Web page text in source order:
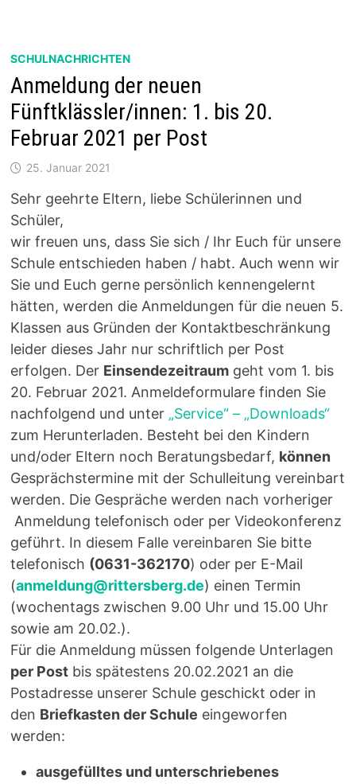
SCHULNACHRICHTEN
Anmeldung der neuen
Fünftklässler/innen: 1. bis 20.
Februar 2021 per Post
25. Januar 2021
Sehr geehrte Eltern, liebe Schülerinnen und
Schüler,
wir freuen uns, dass Sie sich / Ihr Euch für unsere
Schule entschieden haben / habt. Auch wenn wir
Sie und Euch gerne persönlich kennengelernt
hätten, werden die Anmeldungen für die neuen 5.
Klassen aus Gründen der Kontaktbeschränkung
leider dieses Jahr nur schriftlich per Post
erfolgen. Der Einsendezeitraum geht vom 1. bis
20. Februar 2021. Anmeldeformulare finden Sie
nachfolgend und unter „Service“ – „Downloads“
zum Herunterladen. Besteht bei den Kindern
und/oder Eltern noch Beratungsbedarf, können
Gesprächstermine mit der Schulleitung vereinbart
werden. Die Gespräche werden nach vorheriger
Anmeldung telefonisch oder per Videokonferenz
geführt. In diesem Falle vereinbaren Sie bitte
telefonisch (0631-362170) oder per E-Mail
(anmeldung@rittersberg.de) einen Termin
(wochentags zwischen 9.00 Uhr und 15.00 Uhr
sowie am 20.02.).
Für die Anmeldung müssen folgende Unterlagen
per Post bis spätestens 20.02.2021 an die
Postadresse unserer Schule geschickt oder in
den Briefkasten der Schule eingeworfen
werden:
ausgefülltes und unterschriebenes